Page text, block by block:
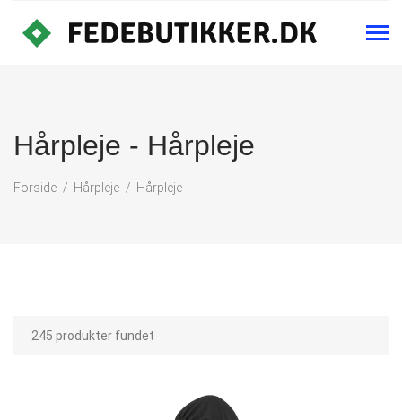
Hårpleje - Hårpleje
Forside Hårpleje Hårpleje
245 produkter fundet